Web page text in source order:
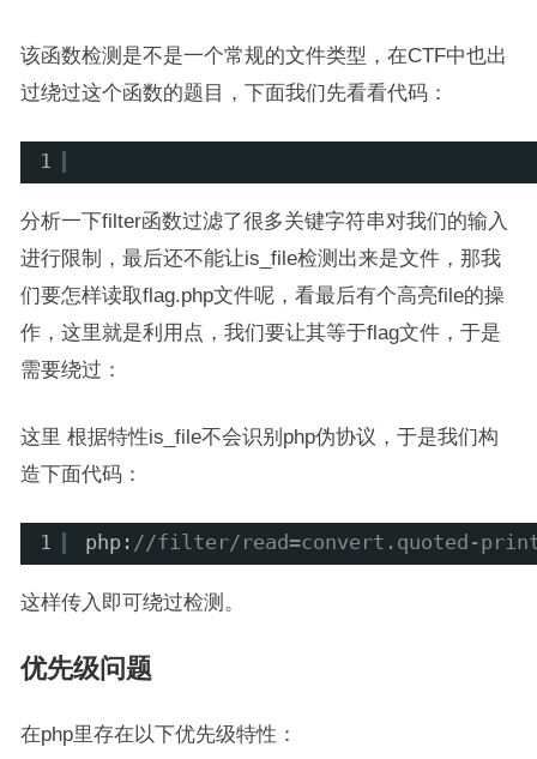
该函数检测是不是一个常规的文件类型，在CTF中也出
过绕过这个函数的题目，下面我们先看看代码：
1
分析一下filter函数过滤了很多关键字符串对我们的输入
进行限制，最后还不能让is_file检测出来是文件，那我
们要怎样读取flag.php文件呢，看最后有个高亮file的操
作，这里就是利用点，我们要让其等于flag文件，于是
需要绕过：
这里 根据特性is_file不会识别php伪协议，于是我们构
造下面代码：
1 php: //filter/read=convert.quoted-
这样传入即可绕过检测。
优先级问题
在php里存在以下优先级特性：